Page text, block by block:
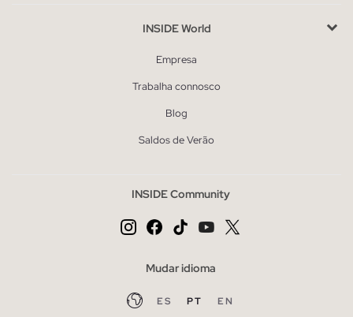
INSIDE World
Empresa
Trabalha connosco
Blog
Saldos de Verão
INSIDE Community
Mudar idioma
ES PT EN